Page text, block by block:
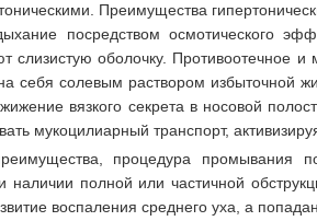
Преимущества
посредством осмотического
оболочку. Противоотечное и
себя солевым раствором избыточной
вязкого секрета в носовой
мукоцилиарный транспорт,
процедура промывания
наличии полной или частичной
воспаления среднего уха, а